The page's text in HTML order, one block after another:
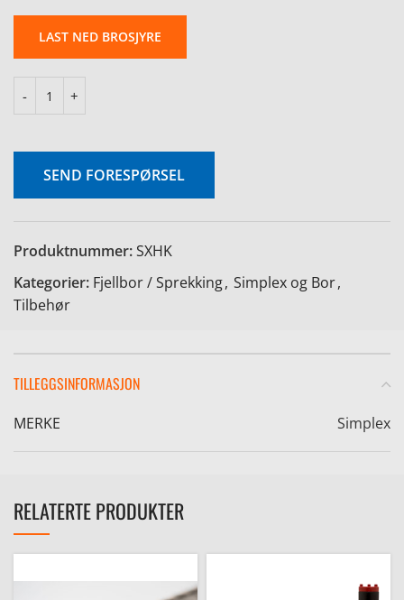
LAST NED BROSJYRE
SEND FORESPØRSEL
Produktnummer:SXHK
Kategorier: Fjellbor / Sprekking, Simplex og Bor,
Tilbehør
TILLEGGSINFORMASJON
MERKE Simplex
RELATERTE PRODUKTER